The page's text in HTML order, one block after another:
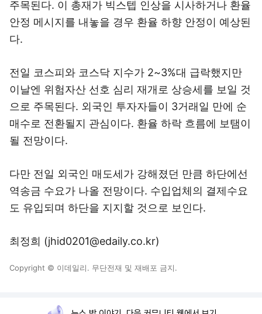
주목된다. 이 총재가 빅스텝 인상을 시사하거나 환율
안정 메시지를 내놓을 경우 환율 하향 안정이 예상된
다.
전일 코스피와 코스닥 지수가 2~3%대 급락했지만
이날엔 위험자산 선호 심리 재개로 상승세를 보일 것
으로 주목된다. 외국인 투자자들이 3거래일 만에 순
매수로 전환될지 관심이다. 환율 하락 흐름에 보탬이
될 전망이다.
다만 전일 외국인 매도세가 강해졌던 만큼 하단에선
역송금 수요가 나올 전망이다. 수입업체의 결제수요
도 유입되며 하단을 지지할 것으로 보인다.
최정희 (jhid0201@edaily.co.kr)
Copyright © 이데일리. 무단전재 및 재배포 금지.